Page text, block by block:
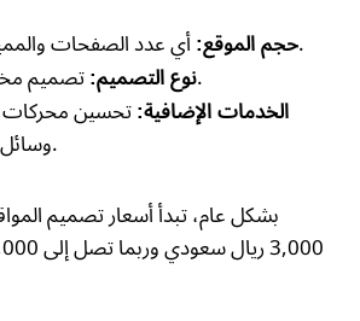
حجم الموقع:أي عدد الصفحات والمميزات المطلوبة.
نوع التصميم:تصميم مخصص أم جاهز.
الخدمات الإضافية: تحسين
وسائل الدفع، وغيرها.
بشكل عام، تبدأ أسعار تصميم